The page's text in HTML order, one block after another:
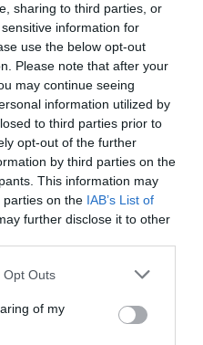
sharing to third parties, or
information for
use the below opt-out
Please note that after your
may continue seeing
information utilized by
to third parties prior to
opt-out of the further
by third parties on the
This information may
parties on the IAB’s List of
further disclose it to other
Opt Outs
of my
σωστά τη
προσώπου
ματιών τύπου
λάμψη και
στους μαύρους
ένα
το οποίο θα σβήσει
την πιθανότητα να